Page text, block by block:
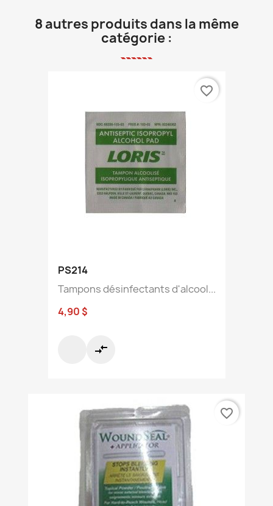
8 autres produits dans la même
catégorie :
PS214
Tampons désinfectants d'alcool...
4,90 $
compare_arrows
favorite_border
favorite_border